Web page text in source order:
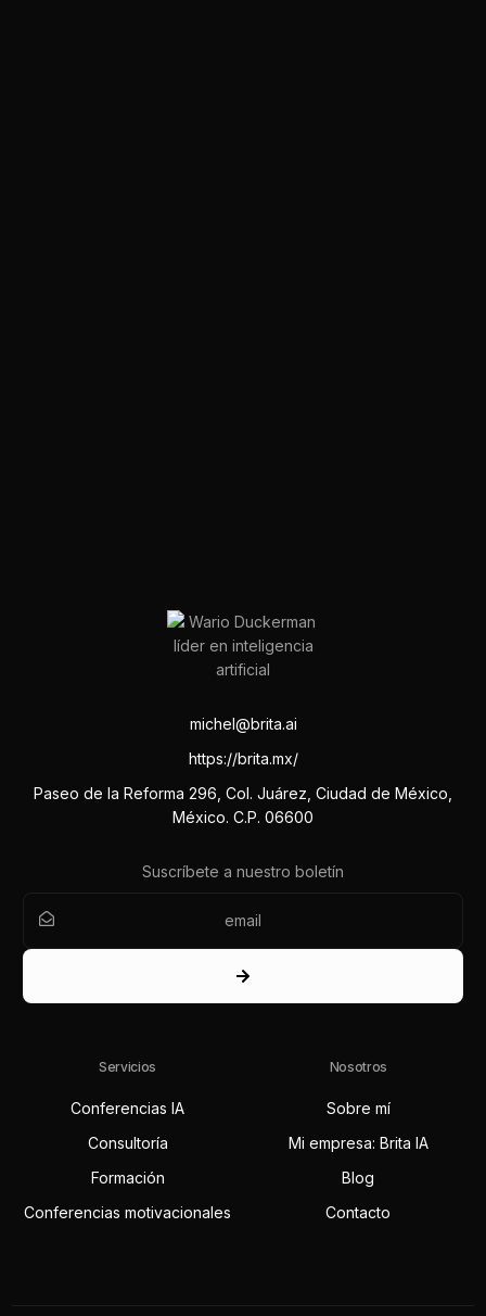
michel@brita.ai
https://brita.mx/
Paseo de la Reforma 296, Col. Juárez, Ciudad de México,
México. C.P. 06600
Suscríbete a nuestro boletín
Servicios
Conferencias IA
Consultoría
Formación
Conferencias motivacionales
Nosotros
Sobre mí
Mi empresa: Brita IA
Blog
Contacto